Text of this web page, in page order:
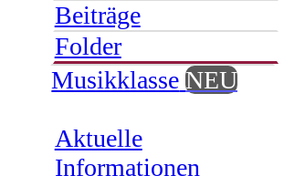
Beiträge
Folder
Musikklasse NEU
Aktuelle
Informationen